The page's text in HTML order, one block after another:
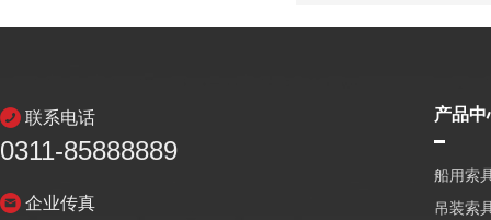
联系电话
0311-85888889
企业传真
产品中
船用索
吊装索